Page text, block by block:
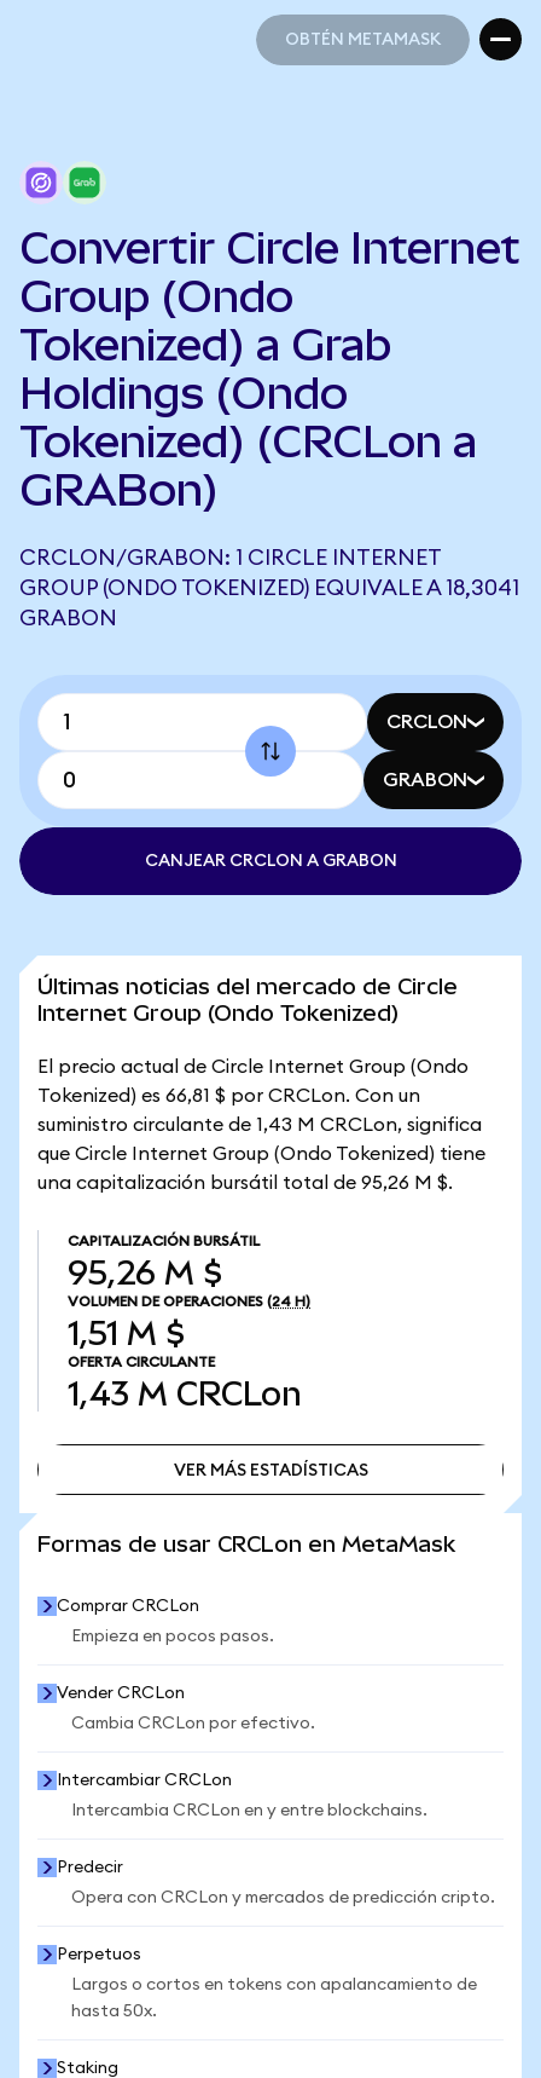
OBTÉN METAMASK
Convertir Circle Internet
Group (Ondo
Tokenized) a Grab
Holdings (Ondo
Tokenized) (CRCLon a
GRABon)
CRCLON/GRABON: 1 CIRCLE INTERNET
GROUP (ONDO TOKENIZED) EQUIVALE A 18,3041
GRABON
CRCLON
GRABON
CANJEAR CRCLON A GRABON
Últimas noticias del mercado de Circle
Internet Group (Ondo Tokenized)
El precio actual de Circle Internet Group (Ondo
Tokenized) es 66,81 $ por CRCLon. Con un
suministro circulante de 1,43 M CRCLon, significa
que Circle Internet Group (Ondo Tokenized) tiene
una capitalización bursátil total de 95,26 M $.
CAPITALIZACIÓN BURSÁTIL
95,26 M $
VOLUMEN DE OPERACIONES (24 H)
1,51 M $
OFERTA CIRCULANTE
1,43 M CRCLon
VER MÁS ESTADÍSTICAS
Formas de usar CRCLon en MetaMask
Comprar CRCLon
Empieza en pocos pasos.
Vender CRCLon
Cambia CRCLon por efectivo.
Intercambiar CRCLon
Intercambia CRCLon en y entre blockchains.
Predecir
Opera con CRCLon y mercados de predicción cripto.
Perpetuos
Largos o cortos en tokens con apalancamiento de
hasta 50x.
Staking